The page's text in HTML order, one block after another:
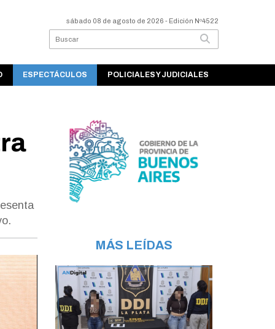
sábado 08 de agosto de 2026 - Edición Nº4522
ESPECTÁCULOS POLICIALES Y JUDICIALES
MÁS LEÍDAS